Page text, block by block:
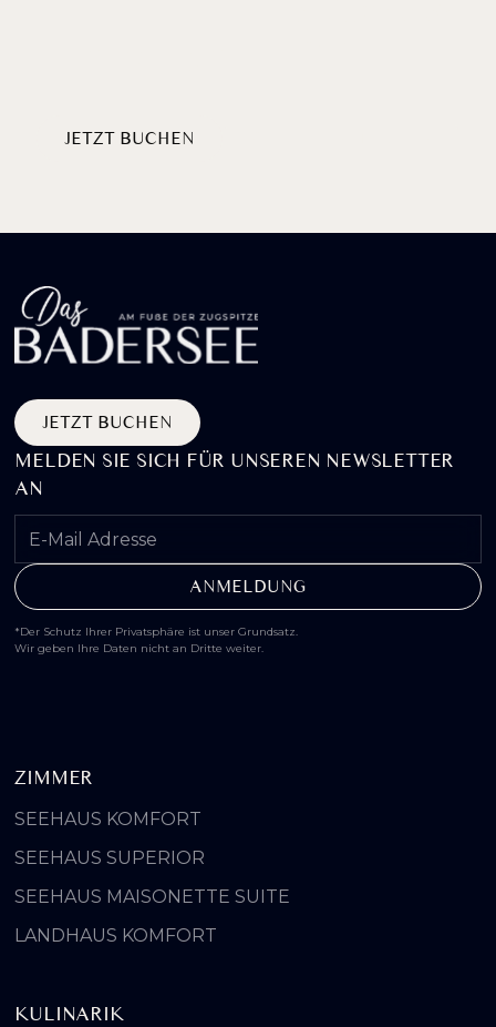
JETZT BUCHEN
JETZT BUCHEN
MELDEN SIE SICH FÜR UNSEREN NEWSLETTER
AN
*Der Schutz Ihrer Privatsphäre ist unser Grundsatz.
Wir geben Ihre Daten nicht an Dritte weiter.
ZIMMER
SEEHAUS KOMFORT
SEEHAUS SUPERIOR
SEEHAUS MAISONETTE SUITE
LANDHAUS KOMFORT
KULINARIK